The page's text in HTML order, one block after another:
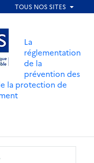
La
réglementation
de la
prévention des
la protection de